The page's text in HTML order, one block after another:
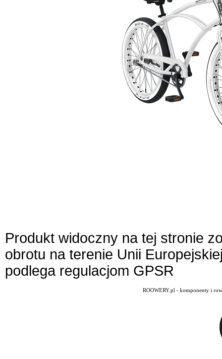
Produkt widoczny na tej stronie
obrotu na terenie Unii
podlega regulacjom GPSR
ROOWERY.pl - komponenty i